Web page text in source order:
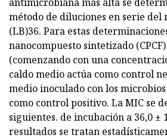
método de diluciones en serie
(LB)36. Para estas
nanocompuesto sintetizado (CPCF)
(comenzando con una
caldo medio actúa como control
medio inoculado con los
como control positivo. La MIC se
siguientes. de incubación a 36,0 ±
resultados se tratan